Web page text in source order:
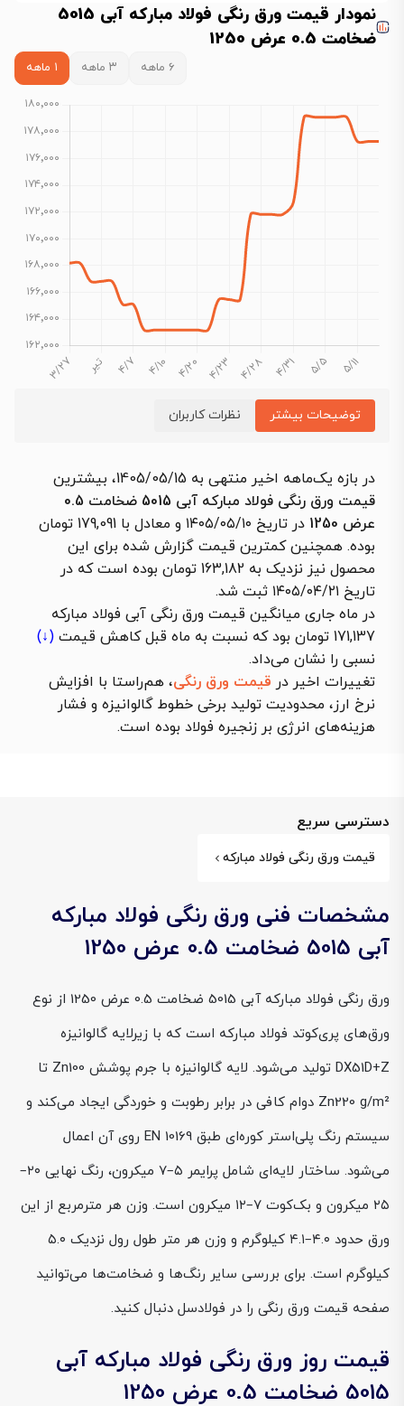
نمودار قیمت ورق رنگی فولاد مبارکه آبی 5015
ضخامت 0.5 عرض 1250
۶ ماهه ۳ ماهه ۱ ماهه
توضیحات بیشتر نظرات کاربران
در بازه یک‌ماهه اخیر منتهی به 1405/05/15، بیشترین
قیمت ورق رنگی فولاد مبارکه آبی 5015 ضخامت 0.5
عرض 1250
در تاریخ ۱۴۰۵/۰۵/۱۰ و معادل با 179,091 تومان
بوده. همچنین کمترین قیمت گزارش شده برای این
محصول نیز نزدیک به 163,182 تومان بوده است که در
تاریخ ۱۴۰۵/۰۴/۲۱ ثبت شد.
در ماه جاری میانگین قیمت ورق رنگی آبی فولاد مبارکه
171,137 تومان بود که نسبت به ماه قبل
کاهش قیمت (↓)
نسبی را نشان می‌داد.
تغییرات اخیر در قیمت ورق رنگی، هم‌راستا با افزایش
نرخ ارز، محدودیت تولید برخی خطوط گالوانیزه و فشار
هزینه‌های انرژی بر زنجیره فولاد بوده است.
دسترسی سریع
قیمت ورق رنگی فولاد مبارکه
مشخصات فنی ورق رنگی فولاد مبارکه
آبی 5015 ضخامت 0.5 عرض 1250
ورق رنگی فولاد مبارکه آبی 5015 ضخامت 0.5 عرض 1250 از نوع
ورق‌های پری‌کوتد فولاد مبارکه است که با زیرلایه گالوانیزه
DX51D+Z تولید می‌شود. لایه گالوانیزه با جرم پوشش Zn100 تا
Zn220 g/m² دوام کافی در برابر رطوبت و خوردگی ایجاد می‌کند و
سیستم رنگ پلی‌استر کوره‌ای طبق EN 10169 روی آن اعمال
می‌شود. ساختار لایه‌ای شامل پرایمر ۵–۷ میکرون، رنگ نهایی ۲۰–
۲۵ میکرون و بک‌کوت ۷–۱۲ میکرون است. وزن هر مترمربع از این
ورق حدود ۴.۰–۴.۱ کیلوگرم و وزن هر متر طول رول نزدیک ۵.۰
کیلوگرم است. برای بررسی سایر رنگ‌ها و ضخامت‌ها می‌توانید
صفحه قیمت ورق رنگی را در فولادسل دنبال کنید.
قیمت روز ورق رنگی فولاد مبارکه آبی
5015 ضخامت 0.5 عرض 1250